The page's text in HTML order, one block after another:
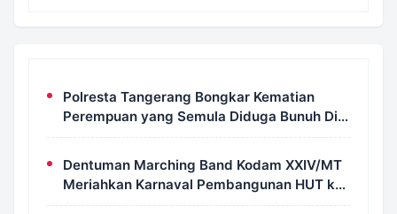
Polresta Tangerang Bongkar Kematian
Perempuan yang Semula Diduga Bunuh Diri,
Pria 30 Tahun Jadi Tersangka
Dentuman Marching Band Kodam XXIV/MT
Meriahkan Karnaval Pembangunan HUT ke-
81 RI di Merauke